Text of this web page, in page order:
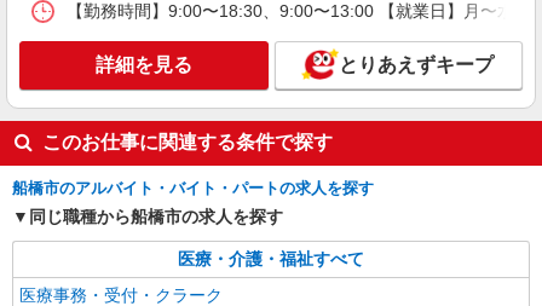
【勤務時間】9:00〜18:30、9:00〜13:00 【就業日】月〜水金
詳細を見る とりあえずキープ
このお仕事に関連する条件で探す
船橋市のアルバイト・バイト・パートの求人を探す
同じ職種から船橋市の求人を探す
医療・介護・福祉すべて
医療事務・受付・クラーク